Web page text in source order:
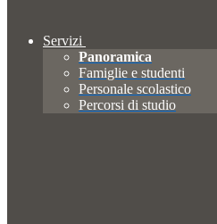
Servizi
Panoramica
Famiglie e studenti
Personale scolastico
Percorsi di studio